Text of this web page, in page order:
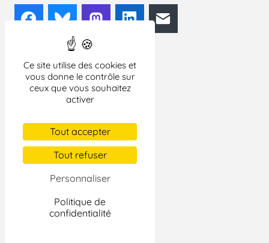
Ce site utilise des cookies et
vous donne le contrôle sur
ceux que vous souhaitez
activer
Tout accepter
Tout refuser
Personnaliser
Politique de
confidentialité
FacebookBlueskyMastodon
LinkedIn